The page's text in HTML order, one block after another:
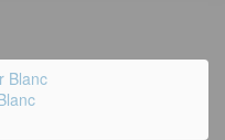
Blanc